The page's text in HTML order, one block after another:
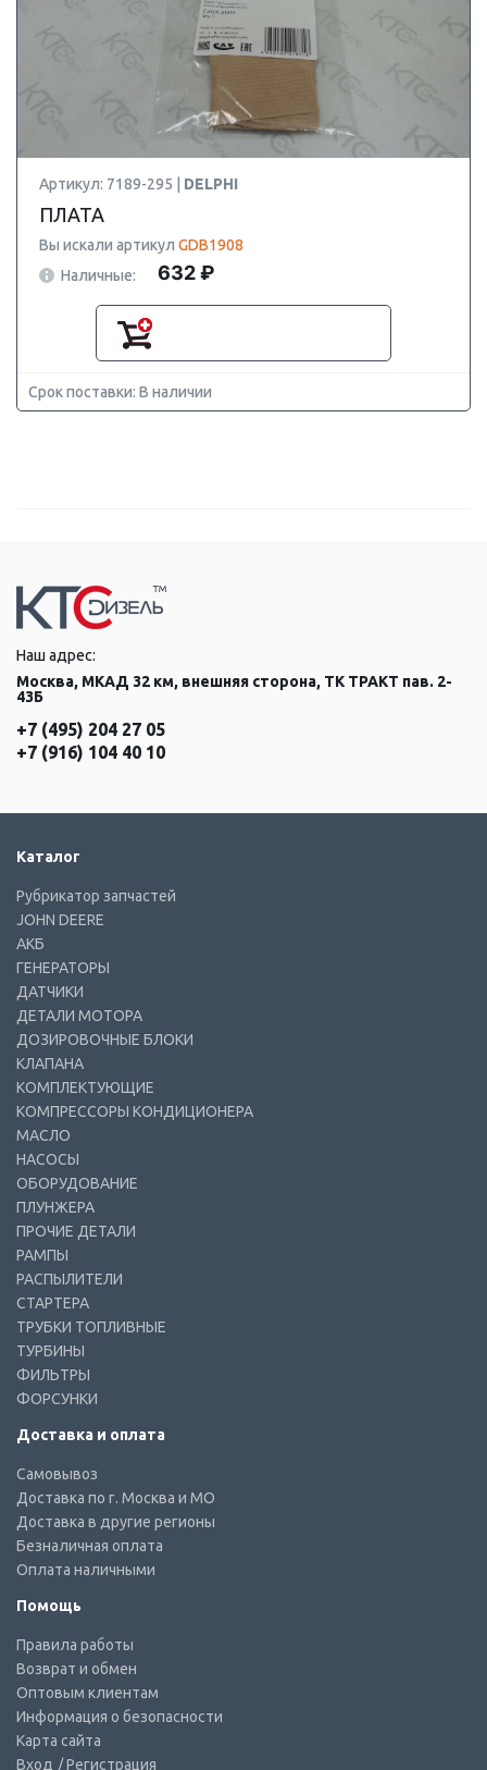
Артикул: 7189-295 | DELPHI
ПЛАТА
Вы искали артикул GDB1908
Наличные:
632 ₽
Срок поставки: В наличии
Наш адрес:
Москва, МКАД 32 км, внешняя сторона, ТК ТРАКТ пав. 2-
43Б
+7 (495) 204 27 05
+7 (916) 104 40 10
Каталог
Рубрикатор запчастей
JOHN DEERE
АКБ
ГЕНЕРАТОРЫ
ДАТЧИКИ
ДЕТАЛИ МОТОРА
ДОЗИРОВОЧНЫЕ БЛОКИ
КЛАПАНА
КОМПЛЕКТУЮЩИЕ
КОМПРЕССОРЫ КОНДИЦИОНЕРА
МАСЛО
НАСОСЫ
ОБОРУДОВАНИЕ
ПЛУНЖЕРА
ПРОЧИЕ ДЕТАЛИ
РАМПЫ
РАСПЫЛИТЕЛИ
СТАРТЕРА
ТРУБКИ ТОПЛИВНЫЕ
ТУРБИНЫ
ФИЛЬТРЫ
ФОРСУНКИ
Доставка и оплата
Самовывоз
Доставка по г. Москва и МО
Доставка в другие регионы
Безналичная оплата
Оплата наличными
Помощь
Правила работы
Возврат и обмен
Оптовым клиентам
Информация о безопасности
Карта сайта
Вход / Регистрация